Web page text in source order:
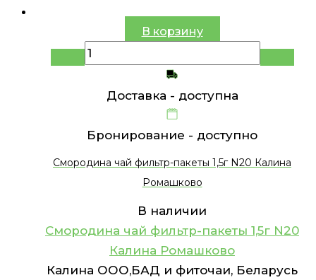
В корзину
Доставка - доступна
Бронирование - доступно
Смородина чай фильтр-пакеты 1,5г N20 Калина
Ромашково
В наличии
Смородина чай фильтр-пакеты 1,5г N20
Калина Ромашково
Калина ООО,БАД и фиточаи, Беларусь